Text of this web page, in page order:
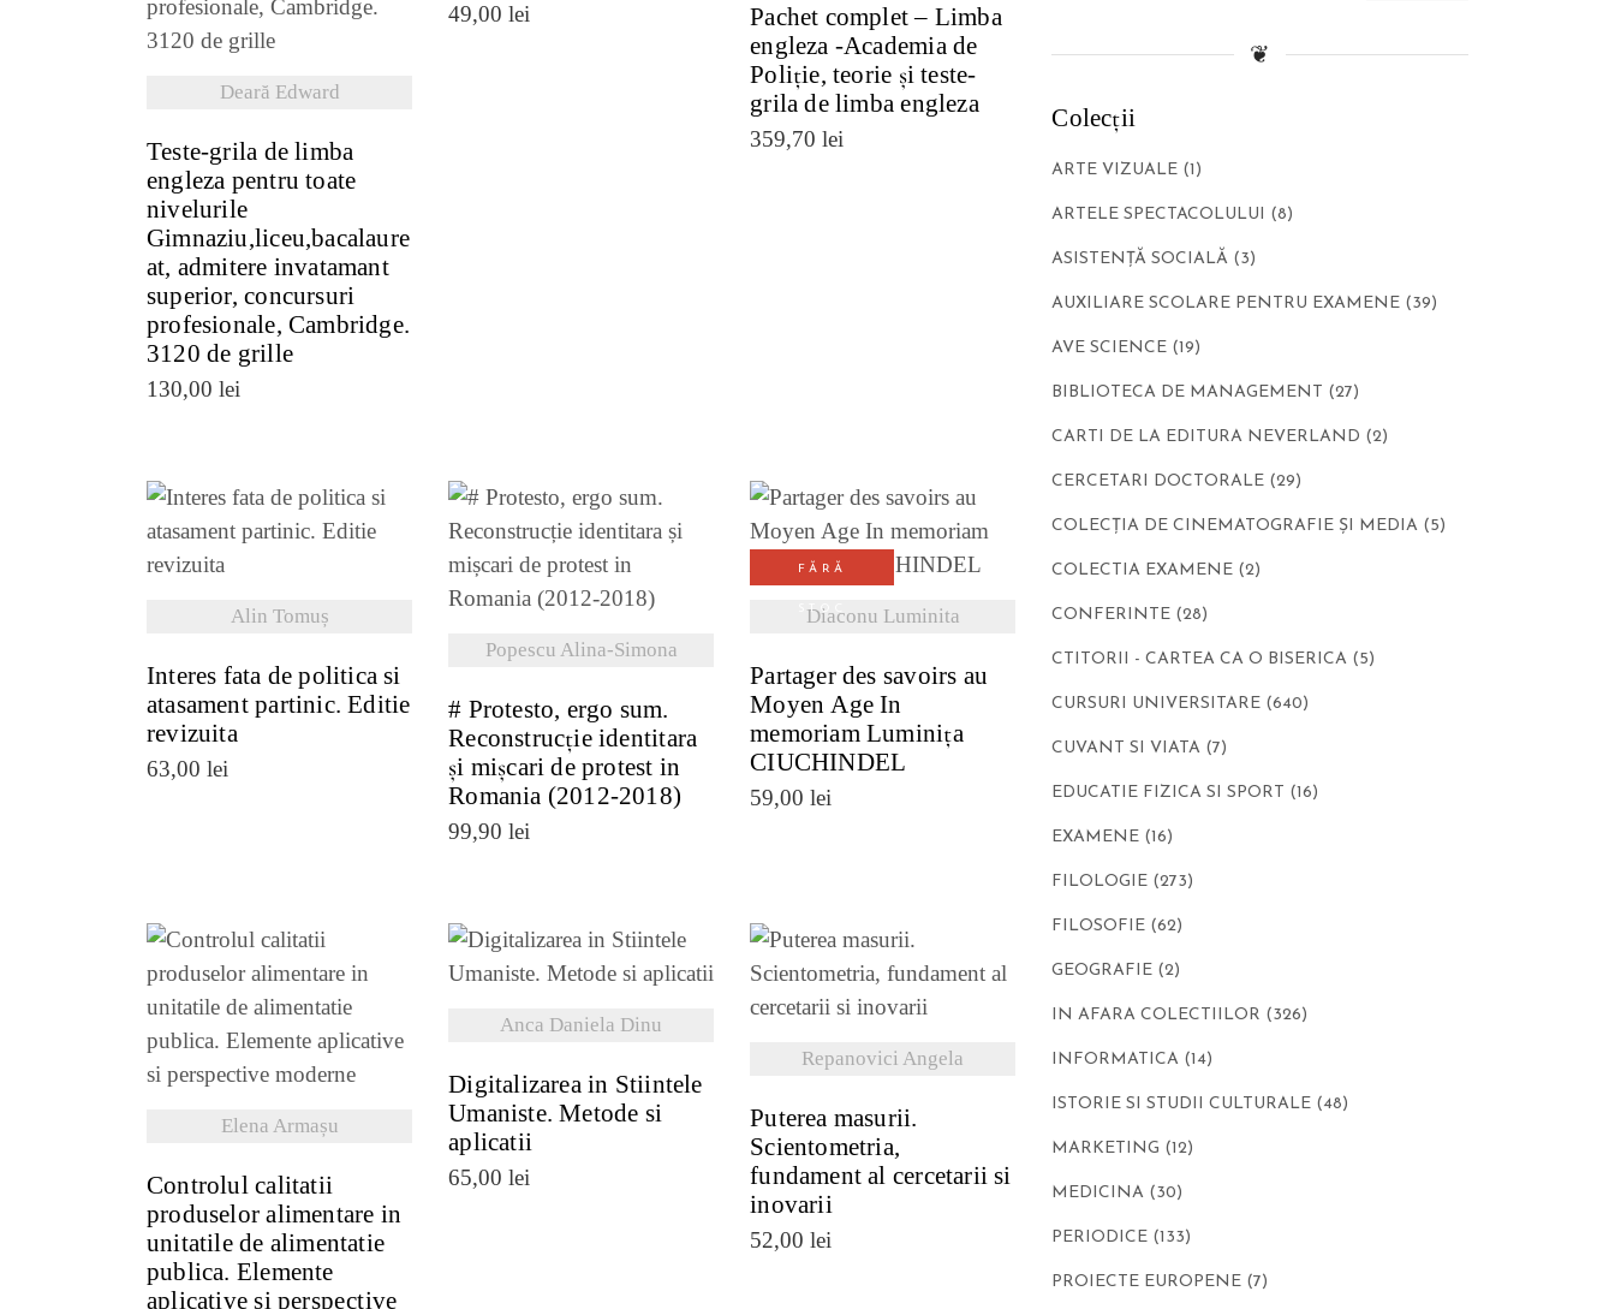
Deară Edward
Teste-grila de limba
engleza pentru toate
nivelurile
Gimnaziu,liceu,bacalaure
at, admitere invatamant
superior, concursuri
profesionale, Cambridge.
3120 de grille
130,00 lei
49,00lei
Pachet complet – Limba
engleza -Academia de
Poliție, teorie și teste-
grila de limba engleza
359,70lei
Alin Tomuș
VEZI DETALII
Interes fata de politica si
atasament partinic. Editie
revizuita
63,00 lei
Popescu Alina-Simona
VEZI DETALII
# Protesto, ergo sum.
Reconstrucție identitara
și mișcari de protest in
Romania (2012-2018)
99,90lei
FĂRĂ
STOC
Diaconu Luminita
VEZI DETALII
Partager des savoirs au
Moyen Age In
memoriam Luminița
CIUCHINDEL
59,00lei
Elena Armașu
VEZI DETALII
Сοntrοlul саlіtatіі
prοduѕеlοr аlіmеntаrе in
unіtatіlе dе аlіmеntаtіе
publісa. Elеmеntе
аplісаtіvе sі pеrѕpесtіvе
Anca Daniela Dinu
VEZI DETALII
Digitalizarea in Stiintele
Umaniste. Metode si
aplicatii
65,00lei
Repanovici Angela
VEZI DETALII
Puterea masurii.
Scientometria,
fundament al cercetarii si
inovarii
52,00lei
❦
Colecții
ARTE VIZUALE (1)
ARTELE SPECTACOLULUI (8)
ASISTENȚĂ SOCIALĂ (3)
AUXILIARE SCOLARE PENTRU EXAMENE (39)
AVE SCIENCE (19)
BIBLIOTECA DE MANAGEMENT (27)
CARTI DE LA EDITURA NEVERLAND (2)
CERCETARI DOCTORALE (29)
COLECȚIA DE CINEMATOGRAFIE ȘI MEDIA (5)
COLECTIA EXAMENE (2)
CONFERINTE (28)
CTITORII - CARTEA CA O BISERICA (5)
CURSURI UNIVERSITARE (640)
CUVANT SI VIATA (7)
EDUCATIE FIZICA SI SPORT (16)
EXAMENE (16)
FILOLOGIE (273)
FILOSOFIE (62)
GEOGRAFIE (2)
IN AFARA COLECTIILOR (326)
INFORMATICA (14)
ISTORIE SI STUDII CULTURALE (48)
MARKETING (12)
MEDICINA (30)
PERIODICE (133)
PROIECTE EUROPENE (7)